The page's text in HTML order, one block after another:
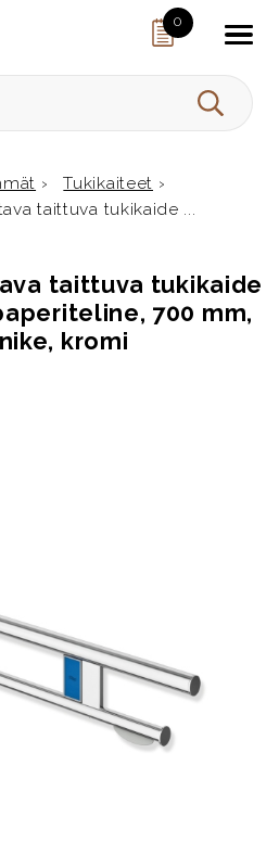
0
HAE
› Tukikaiteet ›
taittuva tukikaide ...
taittuva tukikaide
700 mm,
kromi